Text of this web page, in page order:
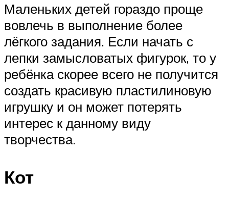
Маленьких детей гораздо проще
вовлечь в выполнение более
лёгкого задания. Если начать с
лепки замысловатых фигурок, то у
ребёнка скорее всего не получится
создать красивую пластилиновую
игрушку и он может потерять
интерес к данному виду
творчества.
Кот